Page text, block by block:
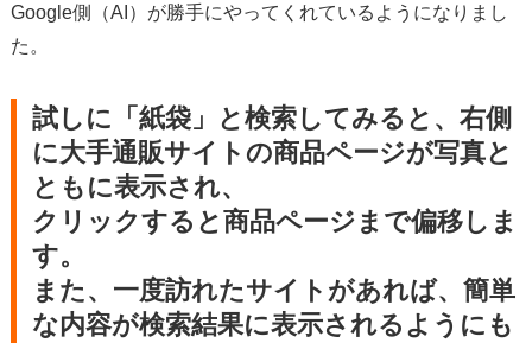
Google側（AI）が勝手にやってくれているようになりまし
た。
試しに「紙袋」と検索してみると、右側
に大手通販サイトの商品ページが写真と
ともに表示され、
クリックすると商品ページまで偏移しま
す。
また、一度訪れたサイトがあれば、簡単
な内容が検索結果に表示されるようにも